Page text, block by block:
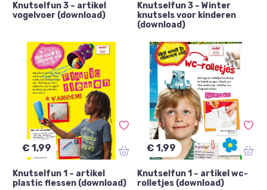
Knutselfun 3 – artikel
vogelvoer (download)
Knutselfun 3 – Winter
knutsels voor kinderen
(download)
€ 1,99
Knutselfun 1 – artikel
plastic flessen (download)
€ 1,99
Knutselfun 1 – artikel wc-
rolletjes (download)